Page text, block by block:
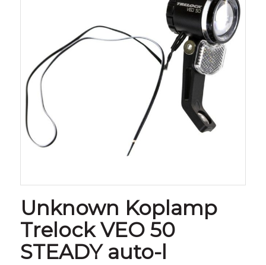
Unknown Koplamp
Trelock VEO 50
STEADY auto-l